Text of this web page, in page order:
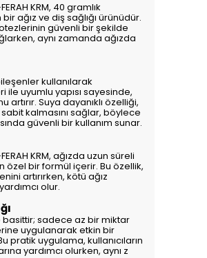
KRM, 40 gramlık
ağız ve diş sağlığı ürünüdür.
güvenli bir şekilde
aynı zamanda ağızda
kullanılarak
ile uyumlu yapısı sayesinde,
artırır. Suya dayanıklı özelliği,
kalmasını sağlar, böylece
güvenli bir kullanım sunar.
KRM, ağızda uzun süreli
özel bir formül içerir. Bu özellik,
artırırken, kötü ağız
olur.
basittir; sadece az bir miktar
uygulanarak etkin bir
pratik uygulama, kullanıcıların
yardımcı olurken, aynı z